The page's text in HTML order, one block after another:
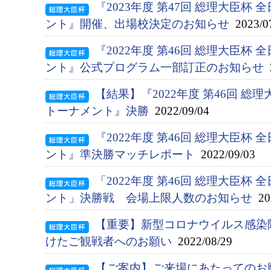
『2023年度 第47回 総理大臣杯
ント』開催、出場校決定のお知らせ 2023/
『2022年度 第46回 総理大臣杯
ント』公式プログラム一部訂正のお知らせ
【結果】『2022年度 第46回 総
トーナメント』決勝 2022/09/04
『2022年度 第46回 総理大臣杯
ント』準決勝マッチレポート
2022/09/03
「2022年度 第46回 総理大臣杯
ント」決勝戦 会場上限人数のお知らせ
【重要】新型コロナウイルス感
けたご観戦者へのお願い 2022/08/29